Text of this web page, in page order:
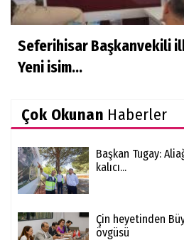
Seferihisar Başkanvekili
Yeni isim...
Çok Okunan Haberler
Başkan Tugay:
kalıcı...
Çin heyetinden
övgüsü